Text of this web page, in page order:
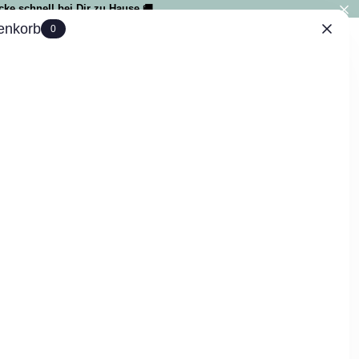
schnell bei Dir zu Hause 🚚
im Handel finden könnt.
0